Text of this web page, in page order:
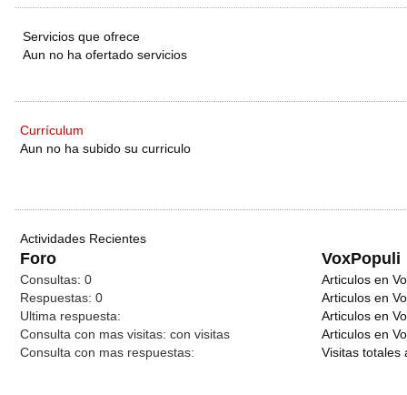
Servicios que ofrece
Aun no ha ofertado servicios
Currículum
Aun no ha subido su curriculo
Actividades Recientes
Foro VoxPopuli
Consultas: 0
Respuestas: 0
Ultima respuesta:
Consulta con mas visitas: con visitas
Consulta con mas respuestas:
Articulos en
Articulos en
Articulos en
Articulos en
Visitas totales